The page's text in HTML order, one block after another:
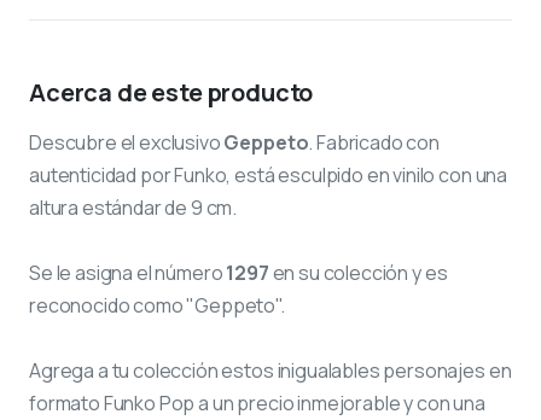
Acerca de este producto
Descubre el exclusivoGeppeto. Fabricado con
autenticidad por Funko, está esculpido en vinilo con una
altura estándar de 9 cm.
Se le asigna el número1297en su colección y es
reconocido como "Geppeto".
Agrega a tu colección estos inigualables personajes en
formato Funko Pop a un precio inmejorable y con una